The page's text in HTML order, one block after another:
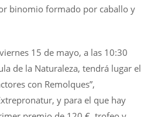
binomio formado por caballo y
15 de mayo, a las 10:30
de la Naturaleza, tendrá lugar el
con Remolques”,
y para el que hay